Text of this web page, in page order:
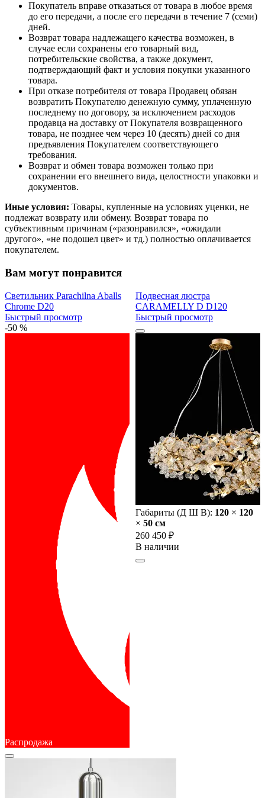
Покупатель вправе отказаться от товара в любое время
до его передачи, а после его передачи в течение 7 (семи)
дней.
Возврат товара надлежащего качества возможен, в
случае если сохранены его товарный вид,
потребительские свойства, а также документ,
подтверждающий факт и условия покупки указанного
товара.
При отказе потребителя от товара Продавец обязан
возвратить Покупателю денежную сумму, уплаченную
последнему по договору, за исключением расходов
продавца на доставку от Покупателя возвращенного
товара, не позднее чем через 10 (десять) дней со дня
предъявления Покупателем соответствующего
требования.
Возврат и обмен товара возможен только при
сохранении его внешнего вида, целостности упаковки и
документов.
Иные условия: Товары, купленные на условиях уценки, не
подлежат возврату или обмену. Возврат товара по
субъективным причинам («разонравился», «ожидали
другого», «не подошел цвет» и тд.) полностью оплачивается
покупателем.
Вам могут понравится
Светильник Parachilna Aballs
Chrome D20
Быстрый просмотр
-50 %
Распродажа
Подвесная люстра
CARAMELLY D D120
Быстрый просмотр
Габариты (Д Ш В): 120 × 120
× 50 cм
260 450 ₽
В наличии